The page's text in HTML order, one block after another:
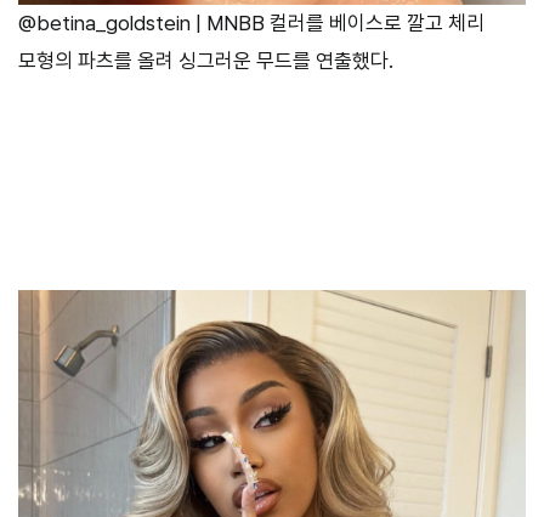
@betina_goldstein | MNBB 컬러를 베이스로 깔고 체리
모형의 파츠를 올려 싱그러운 무드를 연출했다.